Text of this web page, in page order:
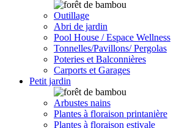
Outillage
Abri de jardin
Pool House / Espace Wellness
Tonnelles/Pavillons/ Pergolas
Poteries et Balconnières
Carports et Garages
Petit jardin
Arbustes nains
Plantes à floraison printanière
Plantes à floraison estivale